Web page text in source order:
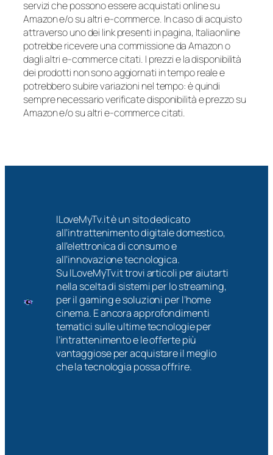
servizi che possono essere acquistati online su
Amazon e/o su altri e-commerce. In caso di acquisto
attraverso uno dei link presenti in pagina, Italiaonline
potrebbe ricevere una commissione da Amazon o
dagli altri e-commerce citati. I prezzi e la disponibilità
dei prodotti non sono aggiornati in tempo reale e
potrebbero subire variazioni nel tempo: è quindi
sempre necessario verificate disponibilità e prezzo su
Amazon e/o su altri e-commerce citati.
ILoveMyTv.it è un sito dedicato
all’intrattenimento digitale domestico,
all’elettronica di consumo e
all’innovazione tecnologica.
Su ILoveMyTv.it trovi articoli per aiutarti
nella scelta di sistemi per lo streaming,
per il gaming e soluzioni per l’home
cinema. E ancora approfondimenti
tematici sulle ultime tecnologie per
l’intrattenimento e le offerte più
vantaggiose per acquistare il meglio
che la tecnologia possa offrire.